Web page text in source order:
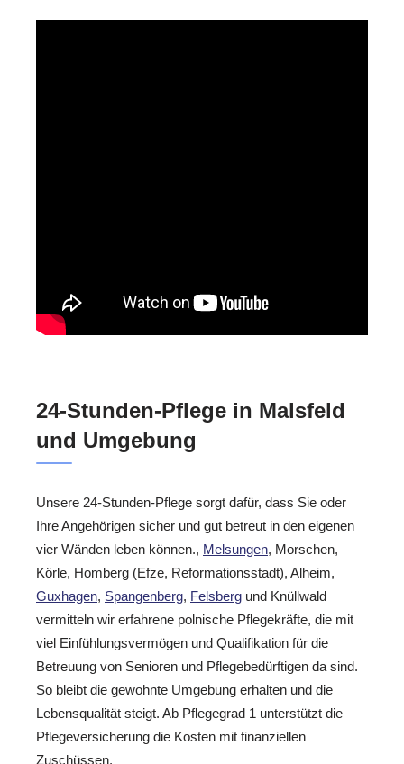
24-Stunden-Pflege in Malsfeld
und Umgebung
Unsere 24-Stunden-Pflege sorgt dafür, dass Sie oder
Ihre Angehörigen sicher und gut betreut in den eigenen
vier Wänden leben können., Melsungen, Morschen,
Körle, Homberg (Efze, Reformationsstadt), Alheim,
Guxhagen, Spangenberg, Felsberg und Knüllwald
vermitteln wir erfahrene polnische Pflegekräfte, die mit
viel Einfühlungsvermögen und Qualifikation für die
Betreuung von Senioren und Pflegebedürftigen da sind.
So bleibt die gewohnte Umgebung erhalten und die
Lebensqualität steigt. Ab Pflegegrad 1 unterstützt die
Pflegeversicherung die Kosten mit finanziellen
Zuschüssen.